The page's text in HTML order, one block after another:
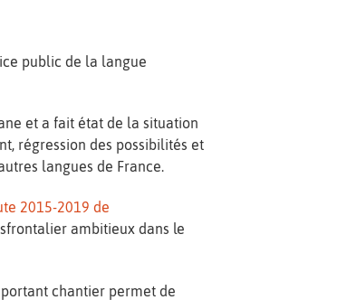
public de la langue
et a fait état de la situation
régression des possibilités et
langues de France.
2015-2019 de
ambitieux dans le
chantier permet de